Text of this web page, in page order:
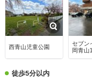
西青山児童公園
セブン
岡青山
徒歩5分以内